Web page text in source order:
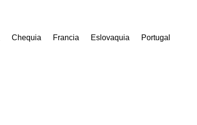
Chequia Francia Eslovaquia
Portugal